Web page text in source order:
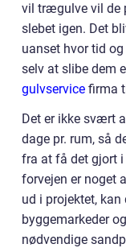
vil trægulve vil de
slebet igen. Det
uanset hvor tid
selv at slibe dem
gulvservice firma
Det er ikke svært
dage pr. rum, så
fra at få det gjort
forvejen er noget
ud i projektet,
byggemarkeder
nødvendige